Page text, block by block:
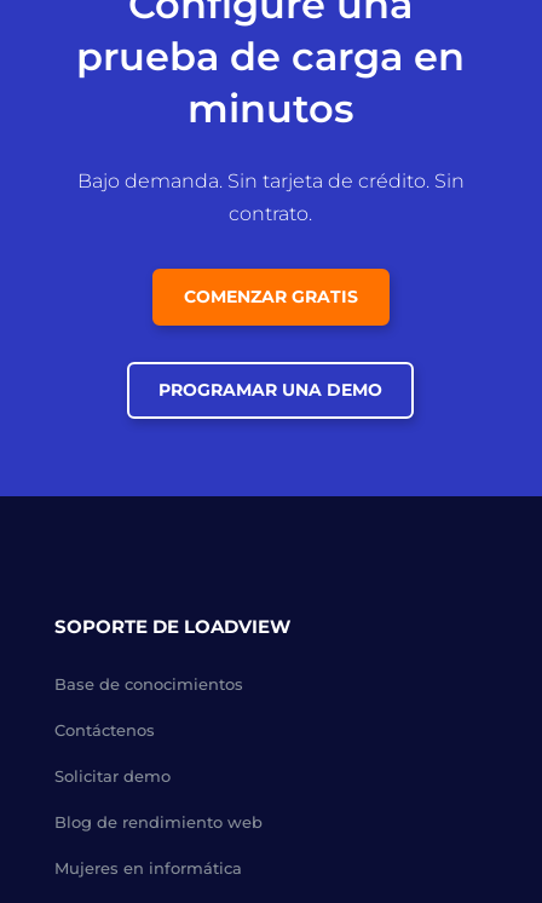
prueba de carga en
minutos
Bajo demanda. Sin tarjeta de crédito. Sin
contrato.
COMENZAR GRATIS
PROGRAMAR UNA DEMO
SOPORTE DE LOADVIEW
Base de conocimientos
Contáctenos
Solicitar demo
Blog de rendimiento web
Mujeres en informática